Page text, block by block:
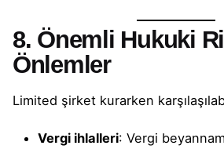
8. Önemli Hukuki
Önlemler
Limited şirket kurarken
Vergi ihlalleri: Vergi